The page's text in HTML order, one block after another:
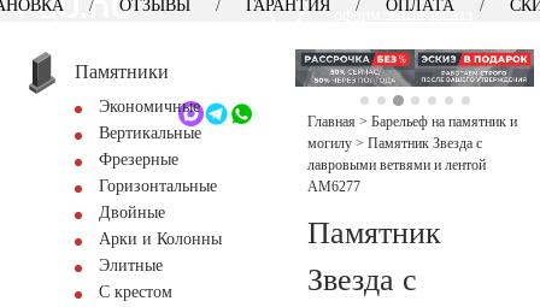
оформления заказа
+7 (495) 518-44-23
Обратный звонок
ОТЗЫВЫ ГАРАНТИЯ ОПЛАТА
Памятники
Экономичные
Вертикальные
Фрезерные
Горизонтальные
Двойные
Арки и Колонны
Элитные
С крестом
Главная > Барельеф на памятник и
могилу > Памятник Звезда с
лавровыми ветвями и лентой
AM6277
Памятник
Звезда с